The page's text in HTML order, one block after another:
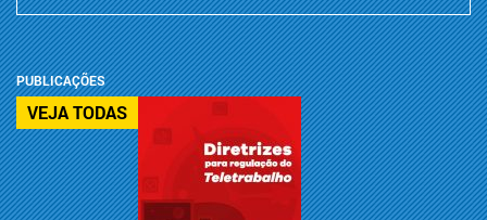
PUBLICAÇÕES
VEJA TODAS